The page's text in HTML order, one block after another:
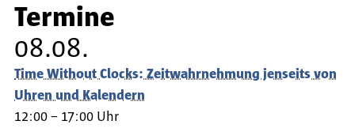
Termine
08.08.
Time Without Clocks: Zeitwahrnehmung jenseits von
Uhren und Kalendern
12:00 – 17:00 Uhr